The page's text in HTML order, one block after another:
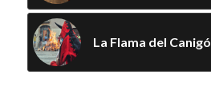
La Flama del Canigó